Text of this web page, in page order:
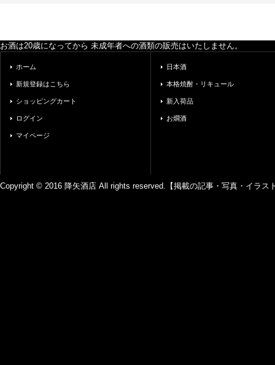
お酒は20歳になってから 未成年者への酒類の販売はいたしません。
ホーム
新規登録はこちら
ショッピングカート
ログイン
マイページ
日本酒
本格焼酎・リキュール
新入荷品
お燗酒
Copyright © 2016 降矢酒店 All rights reserved.【掲載の記事・写真・イラス